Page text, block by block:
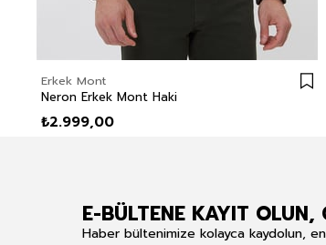
Erkek Mont
Neron Erkek Mont Haki
₺2.999,00
E-BÜLTENE KAYIT OLUN,
Haber bültenimize kolayca kaydolun,